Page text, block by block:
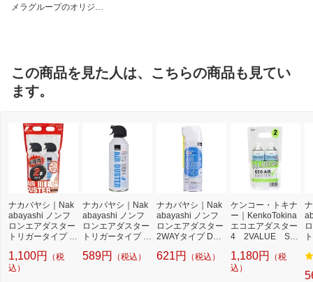
メラグループのオリジナ
この商品を見た人は、こちらの商品も見てい
ます。
ナカバヤシ｜Nak
abayashi ノンフ
ロンエアダスター
トリガータイプ 2
P[DGCJB102P]
1,100円
（税
込）
ナカバヤシ｜Nak
abayashi ノンフ
ロンエアダスター
トリガータイプ D
10]
589円 （税込）
ナカバヤシ｜Nak
abayashi ノンフ
ロンエアダスター
2WAYタイプ DGC
621円 （税込）
ケンコー・トキナ
ー｜KenkoTokina
エコエアダスター
4 2VALUE SET
A-D01ST
1,180円
（税
込）